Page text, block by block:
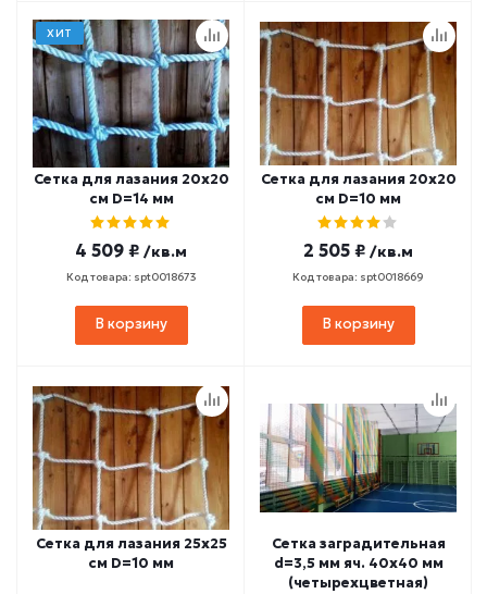
ХИТ
Сетка для лазания 20х20
cм D=14 мм
4 509 ₽ /кв.м
Код товара: spt0018673
В корзину
Сетка для лазания 20х20
cм D=10 мм
2 505 ₽ /кв.м
Код товара: spt0018669
В корзину
Сетка для лазания 25х25
cм D=10 мм
Сетка заградительная
d=3,5 мм яч. 40х40 мм
(четырехцветная)